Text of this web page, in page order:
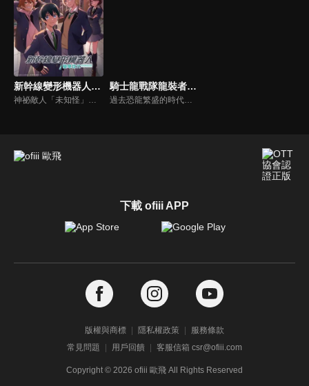
新幹線變形機器人：變革世代(中文版)
神祕敵人「未知怪」突然現身，世界陷入前所未有的危機。為了迎戰這場威脅，「超進化鐵道開發機構（ERDA）」研發出能夠變形成新幹線的機器人兵器──新幹線變形機器人作為對抗手段。中學二年級生大成為尋找失蹤的姊姊，轉學至進開學園，卻意外被選為機器人駕駛員，被迫踏上守護世界的戰場。隨著未知怪再度來襲，大成將與夥伴們並肩作戰，在命運的軌道上寫下熱血與希望的英雄傳說！
騎士龍戰隊龍裝者(中文版)
過去恐龍繁盛的時代。古代人類「龍裝族」，與同伴恐龍「騎士龍」，一起從兇惡的戰鬥民族「德魯伊頓」手中守護地球。6500萬年前，巨大隕石衝撞地球。「德魯伊頓族」，捨棄地球逃至宇宙。「龍裝族」，將騎士龍們封印在世界各地的神殿。時光流轉……德魯伊頓為了再次支配地球而回來。於是，龍裝族中被選中的5位騎士挺身而出。騎士龍戰隊龍裝者！使用騎士龍之力「龍裝」的正義騎士們守護地球。
下載 ofiii APP
版權與商標 隱私權政策
服務條款
常見問題
用戶回饋 客服信箱 csr@ofiii.com
Copyright © 2026 ofiii 歐飛 All Rights Reserved